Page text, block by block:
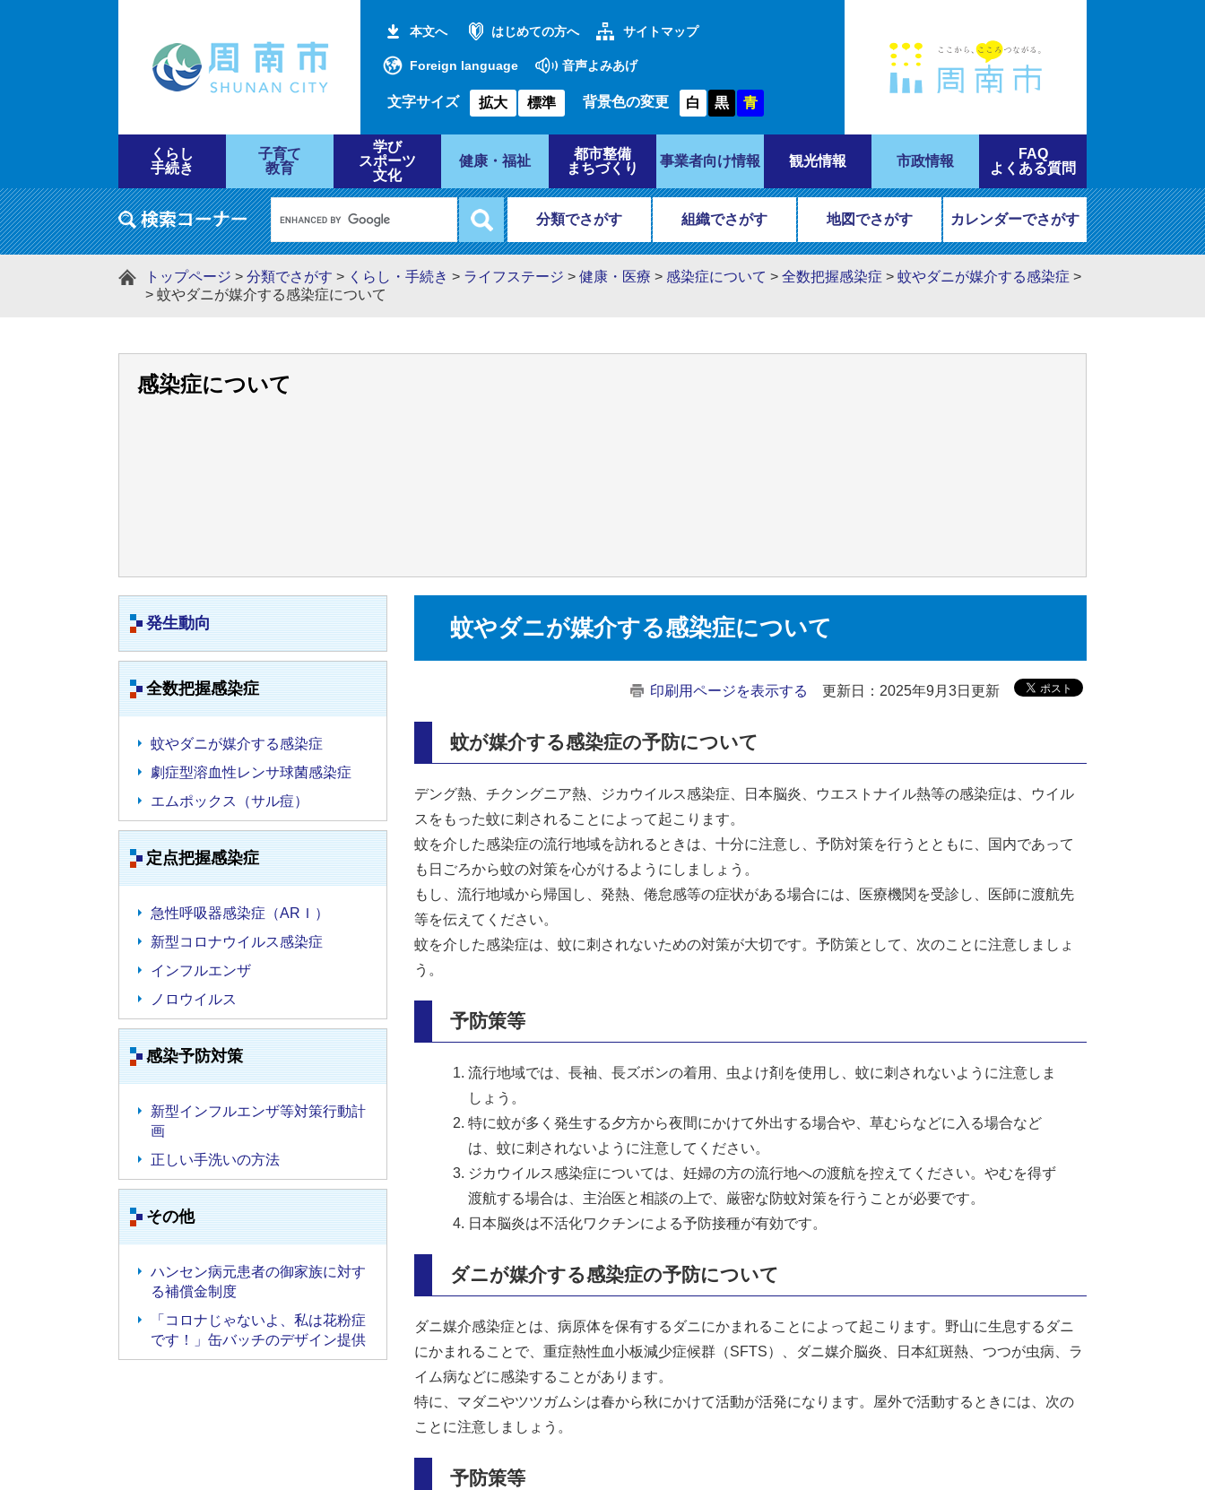
本文へ はじめての方へ サイトマップ
Foreign language 音声よみあげ
文字サイズ 拡大 標準 背景色の変更 白 黒 青
くらし
手続き
子育て
教育
学び
スポーツ
文化
健康・福祉
都市整備
まちづくり
事業者向け情報 観光情報 市政情報
FAQ
よくある質問
分類でさがす 組織でさがす 地図でさがす カレンダーでさがす
トップページ > 分類でさがす > くらし・手続き > ライフステージ > 健康・医療 > 感染症について > 全数把握感染症 > 蚊やダニが媒介する感染症 >
> 蚊やダニが媒介する感染症について
感染症について
発生動向
全数把握感染症
蚊やダニが媒介する感染症
劇症型溶血性レンサ球菌感染症
エムポックス（サル痘）
定点把握感染症
急性呼吸器感染症（ARＩ）
新型コロナウイルス感染症
インフルエンザ
ノロウイルス
感染予防対策
新型インフルエンザ等対策行動計
画
正しい手洗いの方法
その他
ハンセン病元患者の御家族に対す
る補償金制度
「コロナじゃないよ、私は花粉症
です！」缶バッチのデザイン提供
蚊やダニが媒介する感染症について
印刷用ページを表示する 更新日：2025年9月3日更新
蚊が媒介する感染症の予防について
デング熱、チクングニア熱、ジカウイルス感染症、日本脳炎、ウエストナイル熱等の感染症は、ウイル
スをもった蚊に刺されることによって起こります。
蚊を介した感染症の流行地域を訪れるときは、十分に注意し、予防対策を行うとともに、国内であって
も日ごろから蚊の対策を心がけるようにしましょう。
もし、流行地域から帰国し、発熱、倦怠感等の症状がある場合には、医療機関を受診し、医師に渡航先
等を伝えてください。
蚊を介した感染症は、蚊に刺されないための対策が大切です。予防策として、次のことに注意しましょ
う。
予防策等
流行地域では、長袖、長ズボンの着用、虫よけ剤を使用し、蚊に刺されないように注意しま
しょう。
特に蚊が多く発生する夕方から夜間にかけて外出する場合や、草むらなどに入る場合など
は、蚊に刺されないように注意してください。
ジカウイルス感染症については、妊婦の方の流行地への渡航を控えてください。やむを得ず
渡航する場合は、主治医と相談の上で、厳密な防蚊対策を行うことが必要です。
日本脳炎は不活化ワクチンによる予防接種が有効です。
ダニが媒介する感染症の予防について
ダニ媒介感染症とは、病原体を保有するダニにかまれることによって起こります。野山に生息するダニ
にかまれることで、重症熱性血小板減少症候群（SFTS）、ダニ媒介脳炎、日本紅斑熱、つつが虫病、ラ
イム病などに感染することがあります。
特に、マダニやツツガムシは春から秋にかけて活動が活発になります。屋外で活動するときには、次の
ことに注意しましょう。
予防策等